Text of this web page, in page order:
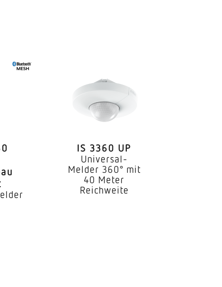
IS 3360 UP
Universal-
Melder 360° mit
40 Meter
Reichweite